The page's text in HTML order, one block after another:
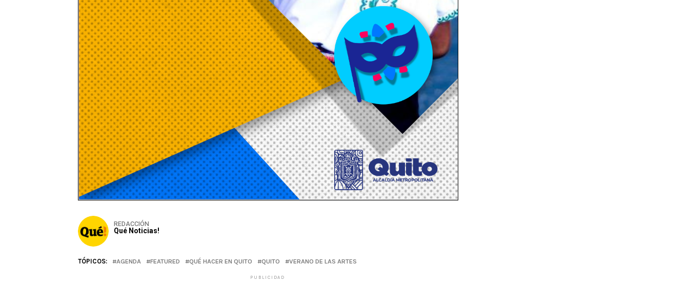
REDACCIÓN
Qué Noticias!
TÓPICOS: AGENDA FEATURED QUÉ HACER EN QUITO QUITO VERANO DE LAS ARTES
PUBLICIDAD